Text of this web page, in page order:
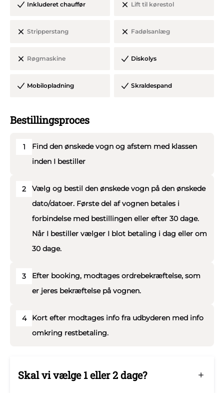
Inkluderet chauffør Lift til kørestol
Stripperstang Fadølsanlæg
Røgmaskine Diskolys
Mobilopladning Skraldespand
Bestillingsproces
1
Find den ønskede vogn og afstem med klassen
inden I bestiller
2
Vælg og bestil den ønskede vogn på den ønskede
dato/datoer. Første del af vognen betales i
forbindelse med bestillingen eller efter 30 dage.
Når I bestiller vælger I blot betaling i dag eller om
30 dage.
3
Efter booking, modtages ordrebekræftelse, som
er jeres bekræftelse på vognen.
4
Kort efter modtages info fra udbyderen med info
omkring restbetaling.
Skal vi vælge 1 eller 2 dage?